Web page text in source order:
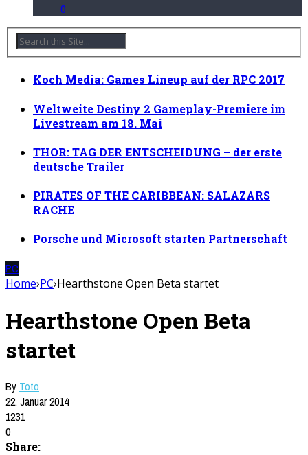
0
Koch Media: Games Lineup auf der RPC 2017
Weltweite Destiny 2 Gameplay-Premiere im
Livestream am 18. Mai
THOR: TAG DER ENTSCHEIDUNG – der erste
deutsche Trailer
PIRATES OF THE CARIBBEAN: SALAZARS
RACHE
Porsche und Microsoft starten Partnerschaft
PC
Home›PC›Hearthstone Open Beta startet
Hearthstone Open Beta
startet
By Toto
22. Januar 2014
1231
0
Share: